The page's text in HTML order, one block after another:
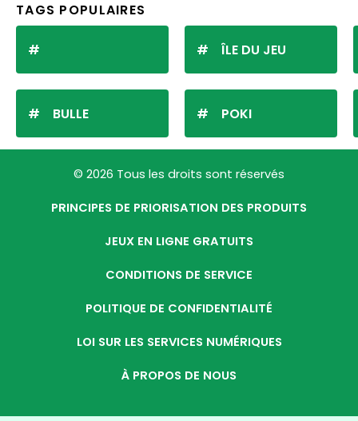
TAGS POPULAIRES
BULLE
ÎLE DU JEU
POKI
© 2026 Tous les droits sont réservés
PRINCIPES DE PRIORISATION DES PRODUITS
JEUX EN LIGNE GRATUITS
CONDITIONS DE SERVICE
POLITIQUE DE CONFIDENTIALITÉ
LOI SUR LES SERVICES NUMÉRIQUES
À PROPOS DE NOUS